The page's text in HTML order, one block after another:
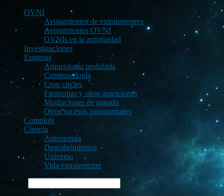
OVNI
Avistamientos de extraterrestres
Avistamientos OVNI
OVNIs en la antigüedad
Investigaciones
Enigmas
Arqueología prohibida
Criptozoología
Crop circles
Fantasmas y otras apariciones
Mutilaciones de ganado
Otros sucesos paranormales
Complots
Ciencia
Astronomía
Descubrimientos
Universo
Vida extraterrestre
Buscar